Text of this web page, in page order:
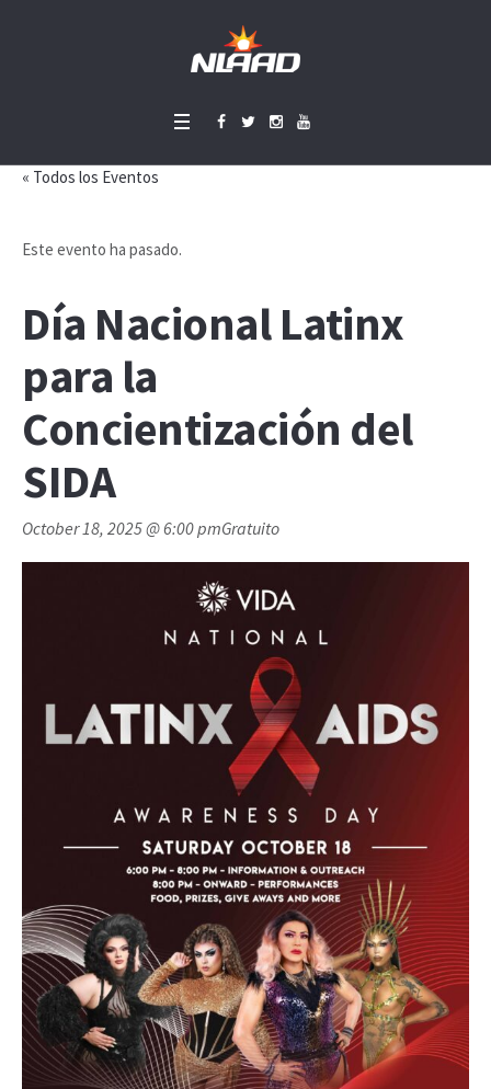
« Todos los Eventos
Este evento ha pasado.
Día Nacional Latinx
para la
Concientización del
SIDA
October 18, 2025 @ 6:00 pmGratuito